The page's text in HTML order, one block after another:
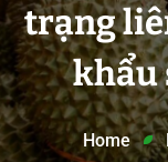
trạng
khẩu
Home